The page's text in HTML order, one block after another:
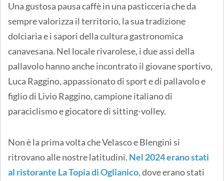
Una gustosa pausa caffè in una pasticceria che da
sempre valorizza il territorio, la sua tradizione
dolciaria e i sapori della cultura gastronomica
canavesana. Nel locale rivarolese, i due assi della
pallavolo hanno anche incontrato il giovane sportivo,
Luca Raggino, appassionato di sport e di pallavolo e
figlio di Livio Raggino, campione italiano di
paraciclismo e giocatore di sitting-volley.
Non è la prima volta che Velasco e Blengini si
ritrovano alle nostre latitudini. Nel 2024 erano stati
al ristorante La Topia di Oglianico,dove erano stati